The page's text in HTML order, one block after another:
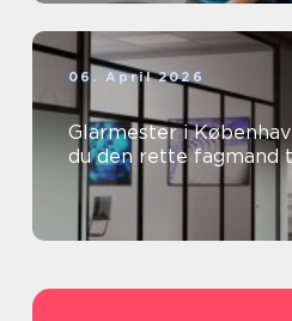
06. April 2026
Glarmester i
du den rette fagmand